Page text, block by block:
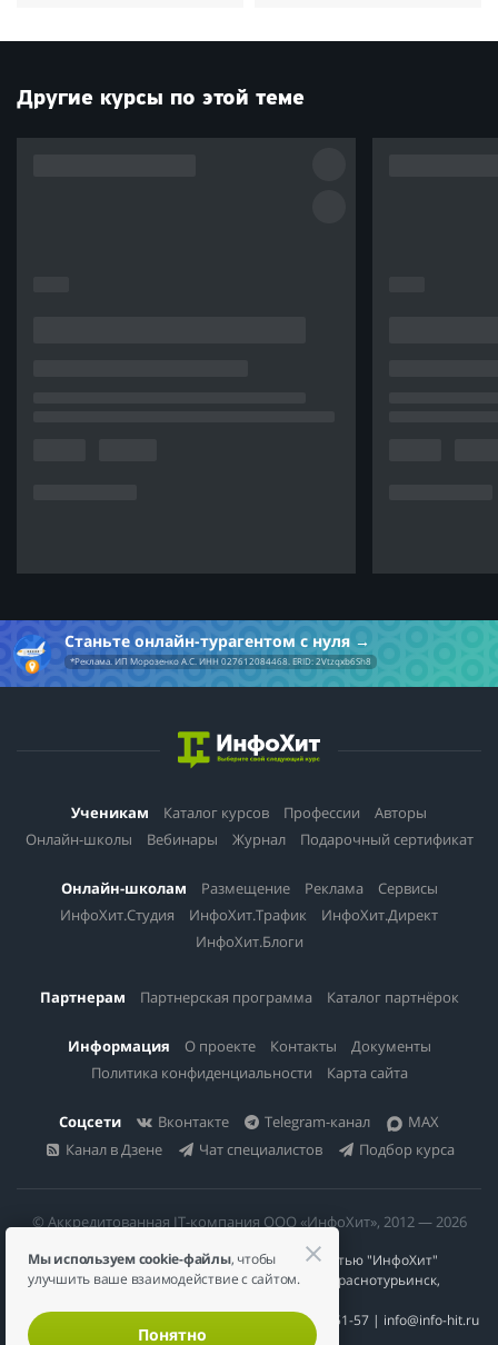
Другие курсы по этой теме
Станьте онлайн-турагентом с нуля
*Реклама. ИП Морозенко А.С. ИНН 027612084468. ERID: 2Vtzqxb6Sh8
Ученикам Каталог курсов Профессии
Авторы
Онлайн-школы
Вебинары Журнал Подарочный сертификат
Онлайн-школам Размещение Реклама
Сервисы
ИнфоХит.Студия
ИнфоХит.Трафик
ИнфоХит.Директ
ИнфоХит.Блоги
Партнерам Партнерская программа Каталог партнёрок
Информация О проекте Контакты
Документы
Политика конфиденциальности
Карта сайта
Соцсети Вконтакте Telegram-канал
MAX
Канал в Дзене
Чат специалистов Подбор курса
© Аккредитованная IT-компания ООО «ИнфоХит», 2012 — 2026
Общество с ограниченной ответственностью "ИнфоХит"
624446, Россия, Свердловская область, г. Краснотурьинск,
ИНН 6617023200 | КПП 661701001 | +7 984 888-51-57 | info@info-hit.ru
Мы используем cookie-файлы, чтобы
улучшить ваше взаимодействие с сайтом.
Понятно